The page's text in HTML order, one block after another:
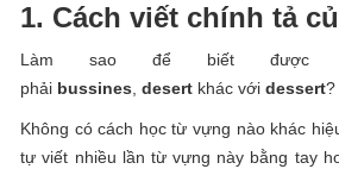
1. Cách viết chính tả
Làm sao để biết được
phải bussines,desert khác vớidessert?
Không có cách học từ vựng nào khác
tự viết nhiều lần từ vựng này bằng tay